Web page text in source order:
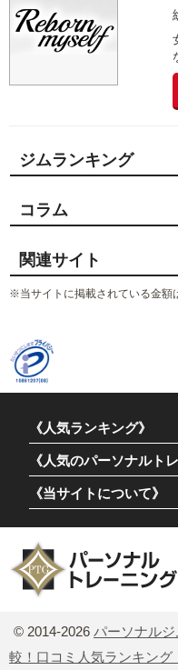
ジムランキング
コラム
関連サイト
※当サイトに掲載されている金額
《人気ランキング》
《人気のパーソナルト
《当サイトについて》
© 2014-2026 パーソナル
較！口コミ人気ランキング